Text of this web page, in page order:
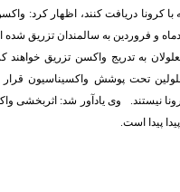
با کرونا دریافت کنند، اظهار کرد:
به تدریج واکسن تزریق
تحت پوشش واکسیناسیون قرار
نیستند. وی یادآور شد: اثربخشی
پیدا است.